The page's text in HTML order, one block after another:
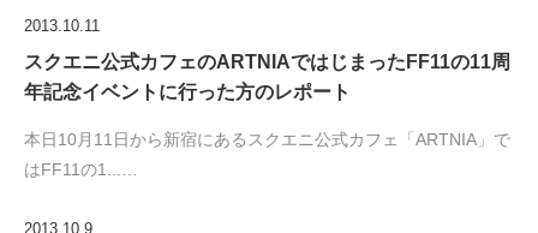
2013.10.11
スクエニ公式カフェのARTNIAではじまったFF11の11周
年記念イベントに行った方のレポート
本日10月11日から新宿にあるスクエニ公式カフェ「ARTNIA」で
はFF11の1...…
2013.10.9